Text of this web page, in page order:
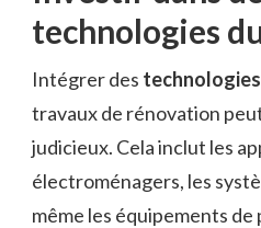
technologies
Intégrer des
travaux de rénovation
judicieux. Cela inclut les
électroménagers, les
même les équipements de